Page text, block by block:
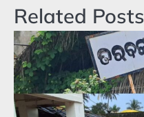
Related Posts